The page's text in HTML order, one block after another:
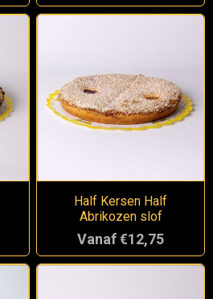
Half Kersen Half
Abrikozen slof
Vanaf €12,75